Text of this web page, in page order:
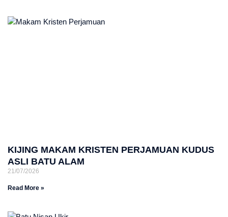
KIJING MAKAM KRISTEN PERJAMUAN KUDUS
ASLI BATU ALAM
21/07/2026
Read More »